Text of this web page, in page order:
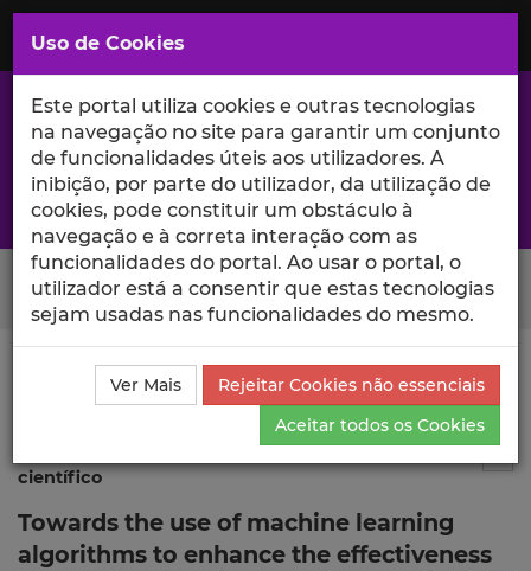
Saltar
para
Conteúdo
Principal
A excelência da investigação e ciência no Iscte
Search Button
Ciência_Iscte Publicações
Descrição Detalhada da
Publicação
científico
Towards the use of machine learning
algorithms to enhance the effectiveness
Uso de Cookies
Este portal utiliza cookies e outras tecnologias
na navegação no site para garantir um conjunto
de funcionalidades úteis aos utilizadores. A
inibição, por parte do utilizador, da utilização de
cookies, pode constituir um obstáculo à
navegação e à correta interação com as
funcionalidades do portal. Ao usar o portal, o
utilizador está a consentir que estas tecnologias
sejam usadas nas funcionalidades do mesmo.
Ver Mais
Rejeitar Cookies não essenciais
Aceitar todos os Cookies